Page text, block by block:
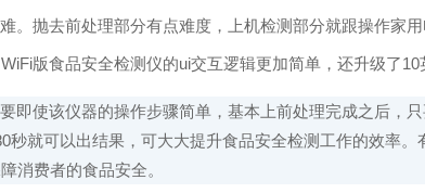
。抛去前处理部分有点难度，上机检测部分就跟操作家
版食品安全检测仪的ui交互逻辑更加简单，还升级了10
即使该仪器的操作步骤简单，基本上前处理完成之后，
就可以出结果，可大大提升食品安全检测工作的效率。
消费者的食品安全。